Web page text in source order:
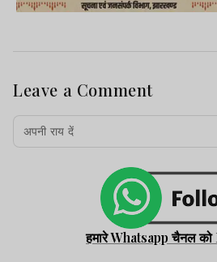
Leave a Comment
हमारे Whatsapp चैनल